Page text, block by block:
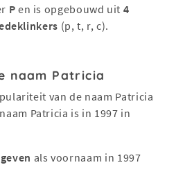
P en is opgebouwd uit 4
(p, t, r, c).
naam Patricia
van de naam Patricia
Patricia is in 1997 in
als voornaam in 1997